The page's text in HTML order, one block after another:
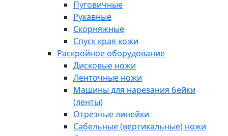
Пуговичные
Рукавные
Скорняжные
Спуск края кожи
Раскройное оборудование
Дисковые ножи
Ленточные ножи
Машины для нарезания бейки
(ленты)
Отрезные линейки
Сабельные (вертикальные) ножи